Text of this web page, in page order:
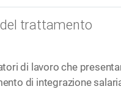
trattamento
di lavoro che
di integrazione